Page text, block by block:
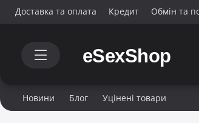
Доставка та оплата Кредит Обмін та
Новини Блог Уцінені товари